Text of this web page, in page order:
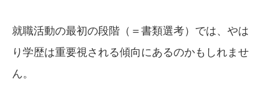
就職活動の最初の段階（＝書類選考）では、やは
り学歴は重要視される傾向にあるのかもしれませ
ん。